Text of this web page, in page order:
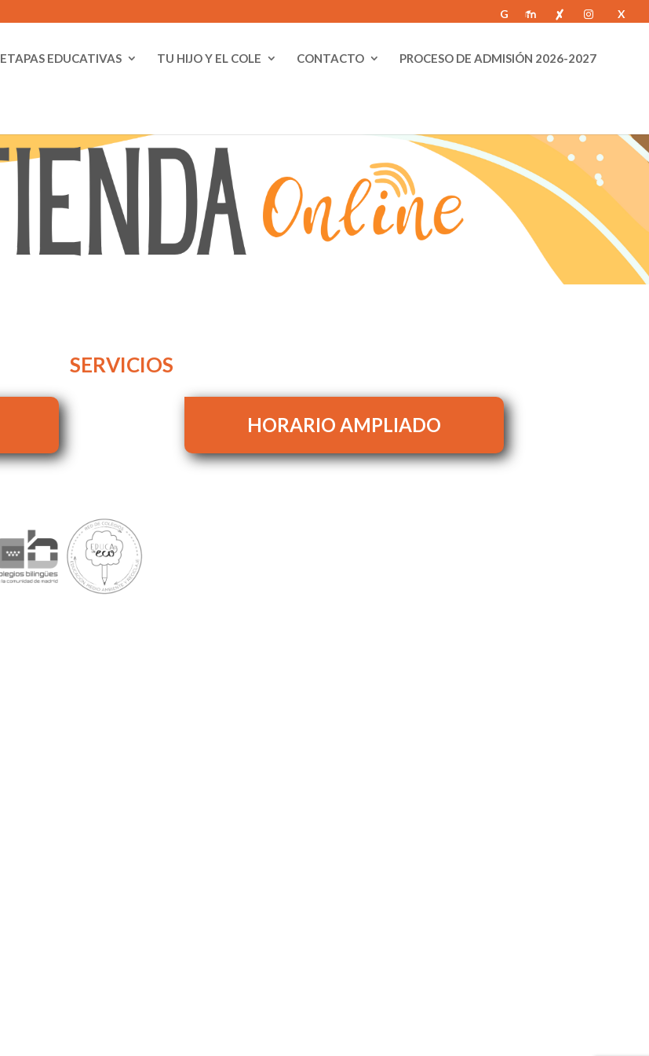
G
m
M
Al Ig
X
ETAPAS EDUCATIVAS TU HIJO Y EL COLE CONTACTO PROCESO DE ADMISIÓN 2026-2027
SERVICIOS
HORARIO AMPLIADO